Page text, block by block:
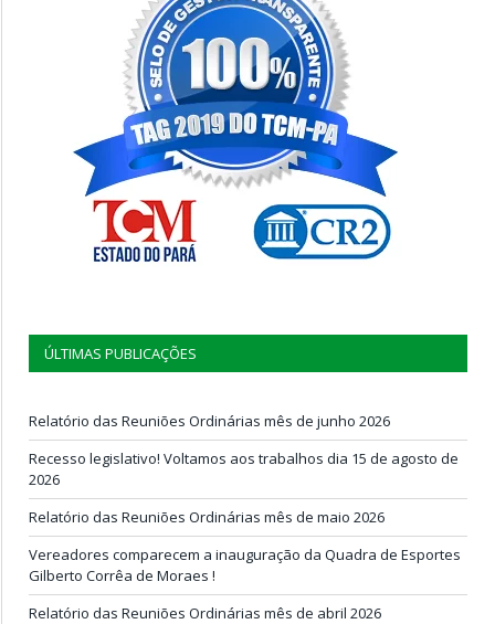
ÚLTIMAS PUBLICAÇÕES
Relatório das Reuniões Ordinárias mês de junho 2026
Recesso legislativo! Voltamos aos trabalhos dia 15 de agosto de
2026
Relatório das Reuniões Ordinárias mês de maio 2026
Vereadores comparecem a inauguração da Quadra de Esportes
Gilberto Corrêa de Moraes !
Relatório das Reuniões Ordinárias mês de abril 2026